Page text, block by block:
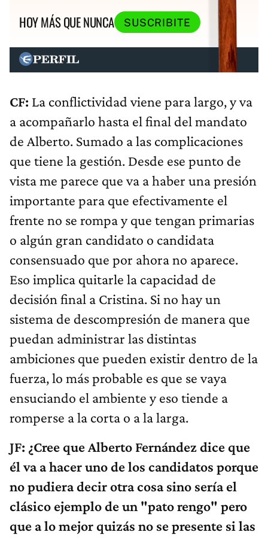
HOY MÁS QUE NUNCA
SUSCRIBITE
CF: La conflictividad viene para largo, y va
a acompañarlo hasta el final del mandato
de Alberto. Sumado a las complicaciones
que tiene la gestión. Desde ese punto de
vista me parece que va a haber una presión
importante para que efectivamente el
frente no se rompa y que tengan primarias
o algún gran candidato o candidata
consensuado que por ahora no aparece.
Eso implica quitarle la capacidad de
decisión final a Cristina. Si no hay un
sistema de descompresión de manera que
puedan administrar las distintas
ambiciones que pueden existir dentro de la
fuerza, lo más probable es que se vaya
ensuciando el ambiente y eso tiende a
romperse a la corta o a la larga.
JF: ¿Cree que Alberto Fernández dice que
él va a hacer uno de los candidatos porque
no pudiera decir otra cosa sino sería el
clásico ejemplo de un "pato rengo" pero
que a lo mejor quizás no se presente si las